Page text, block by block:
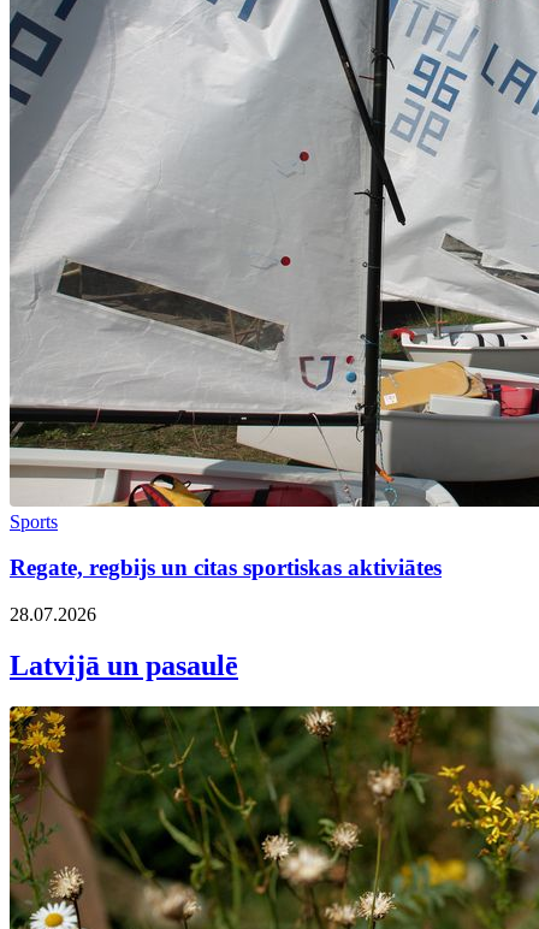
Sports
Regate, regbijs un citas sportiskas aktiviātes
28.07.2026
Latvijā un pasaulē